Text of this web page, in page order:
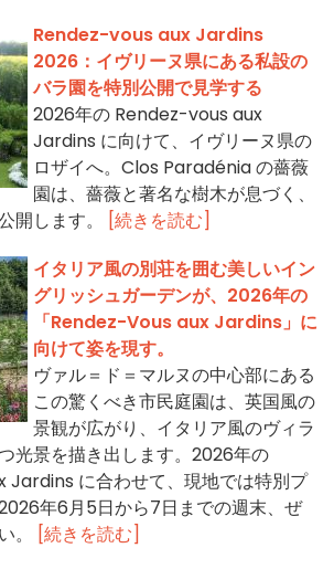
Rendez-vous aux Jardins
2026：イヴリーヌ県にある私設の
バラ園を特別公開で見学する
2026年の Rendez-vous aux
Jardins に向けて、イヴリーヌ県の
ロザイへ。Clos Paradénia の薔薇
園は、薔薇と著名な樹木が息づく、
開します。
[続きを読む]
イタリア風の別荘を囲む美しいイン
グリッシュガーデンが、2026年の
「Rendez-Vous aux Jardins」に
向けて姿を現す。
ヴァル＝ド＝マルヌの中心部にある
この驚くべき市民庭園は、英国風の
景観が広がり、イタリア風のヴィラ
光景を描き出します。2026年の
に合わせて、現地では特別プ
年6月5日から7日までの週末、ぜ
。
[続きを読む]